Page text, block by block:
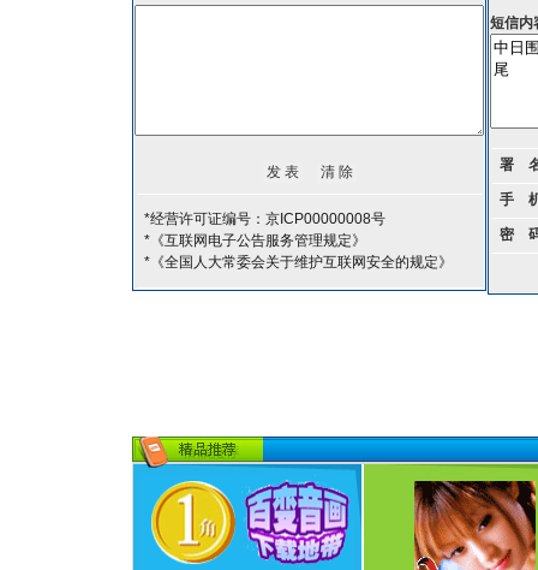
*经营许可证编号：京ICP00000008号
*《互联网电子公告服务管理规定》
*《全国人大常委会关于维护互联网安全的规定》
短信内
署
手
密